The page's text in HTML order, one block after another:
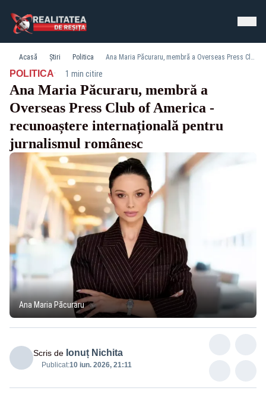
Acasă Știri Politica Ana Maria Păcuraru, membră a Overseas Press Club of America - recunoaștere internațională pentru jurnalismul românesc
POLITICA· 1 min citire
Ana Maria Păcuraru, membră a
Overseas Press Club of America -
recunoaștere internațională pentru
jurnalismul românesc
Ana Maria Păcuraru
Scris de Ionuț Nichita
Publicat:10 iun. 2026, 21:11